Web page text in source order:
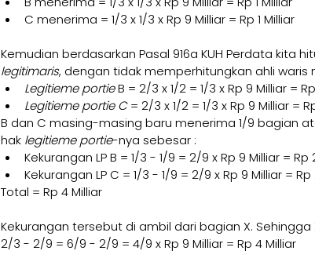
C menerima = 1/3 x 1/3 x Rp 9 Milliar = Rp 1 Milliar
Kemudian berdasarkan Pasal 916a KUH Perdata kita
legitimaris, dengan tidak memperhitungkan ahli waris
Legitieme portie B = 2/3 x 1/2 = 1/3 x Rp 9 Milliar =
Legitieme portie C = 2/3 x 1/2 = 1/3 x Rp 9 Milliar =
B dan C masing-masing baru menerima 1/9 bagian
hak legitieme portie-nya sebesar :
Kekurangan LP B = 1/3 - 1/9 = 2/9 x Rp 9 Milliar = Rp
Kekurangan LP C = 1/3 - 1/9 = 2/9 x Rp 9 Milliar = Rp
Total = Rp 4 Milliar
Kekurangan tersebut di ambil dari bagian X.
2/3 - 2/9 = 6/9 - 2/9 = 4/9 x Rp 9 Milliar = Rp 4 Milliar